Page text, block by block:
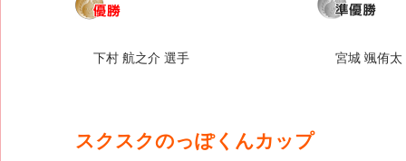
下村 航之介 選手 宮城 颯侑太
スクスクのっぽくんカップ